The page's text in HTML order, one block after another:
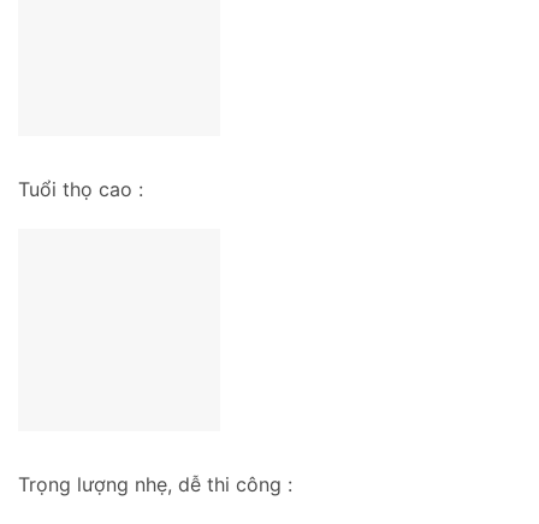
Tuổi thọ cao :
Trọng lượng nhẹ, dễ thi công :